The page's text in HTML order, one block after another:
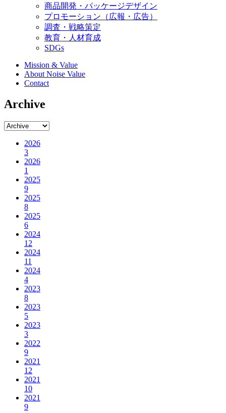
商品開発・パッケージデザイン
プロモーション（広報・広告）
調査・戦略策定
教育・人材育成
SDGs
Mission & Value
About Noise Value
Contact
Archive
2026
3
2026
1
2025
9
2025
8
2025
6
2024
12
2024
11
2024
4
2023
8
2023
5
2023
3
2022
9
2021
12
2021
10
2021
9